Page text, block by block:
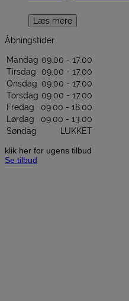
Læs mere
Åbningstider
Mandag 09.00 - 17.00
Tirsdag
09.00 - 17.00
Onsdag 09.00 - 17.00
Torsdag 09.00 - 17.00
Fredag
09.00 - 18.00
Lørdag
09.00 - 13.00
Søndag
LUKKET
klik her for ugens tilbud
Se tilbud